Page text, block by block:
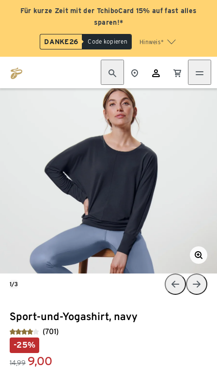
Für kurze Zeit mit der TchiboCard 15% auf fast alles
sparen!*
DANKE26 Code kopieren Hinweis*
Sport-und-Yogashirt, navy
(701)
-25%
14,99 9,00
1/3